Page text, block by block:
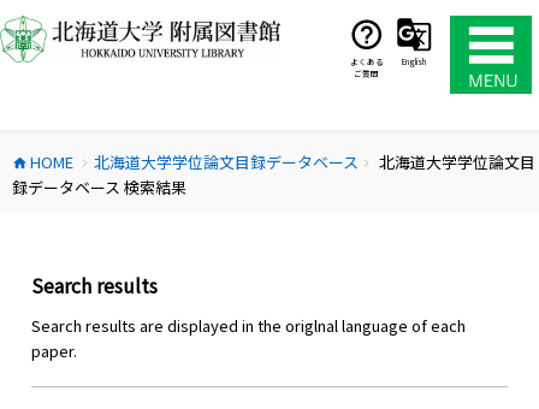
ン
テ
ス
キ
よくある
ご質問
English
home HOME chevron_right 北海道大学学位論文目録データベース chevron_right
北海道大学学位論文目
録データベース 検索結果
Search results
Search results are displayed in the origlnal language of each
paper.